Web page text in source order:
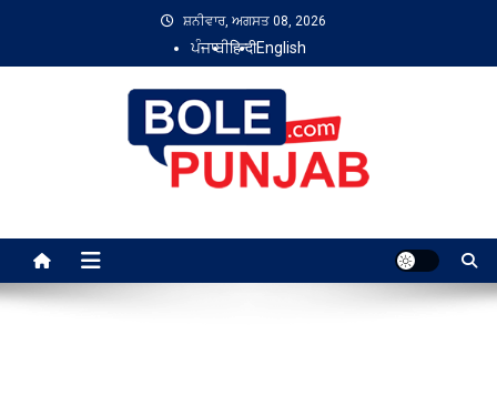
content
ਸ਼ਨੀਵਾਰ, ਅਗਸਤ 08, 2026
ਪੰਜਾਬੀहिन्दीEnglish